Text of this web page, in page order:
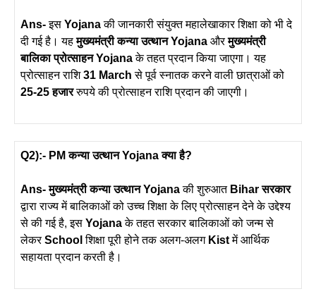
Ans-इस Yojanaकी जानकारी संयुक्त महालेखाकार शिक्षा को भी दे
दी गई है। यहमुख्यमंत्री कन्या उत्थान Yojana औरमुख्यमंत्री
बालिका प्रोत्साहन Yojanaके तहत प्रदान किया जाएगा। यह
प्रोत्साहन राशि31 March से पूर्व स्नातक करने वाली छात्राओं को
25-25 हजाररुपये की प्रोत्साहन राशि प्रदान की जाएगी।
Q2):- PM कन्या उत्थान Yojana क्या है?
Ans-मुख्यमंत्री कन्या उत्थान Yojanaकी शुरुआत Bihar सरकार
द्वारा राज्य में बालिकाओं को उच्च शिक्षा के लिए प्रोत्साहन देने के उद्देश्य
से की गई है, इस Yojanaके तहत सरकार बालिकाओं को जन्म से
लेकरSchool शिक्षा पूरी होने तक अलग-अलग Kistमें आर्थिक
सहायता प्रदान करती है।